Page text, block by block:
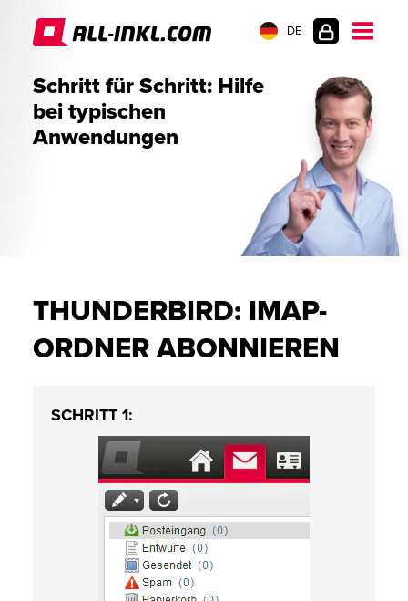
DE
Schritt für Schritt: Hilfe
bei typischen
Anwendungen
THUNDERBIRD: IMAP-
ORDNER ABONNIEREN
SCHRITT 1: